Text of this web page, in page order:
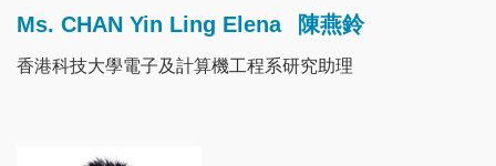
Ms. CHAN Yin Ling Elena 陳燕鈴
香港科技大學電子及計算機工程系研究助理